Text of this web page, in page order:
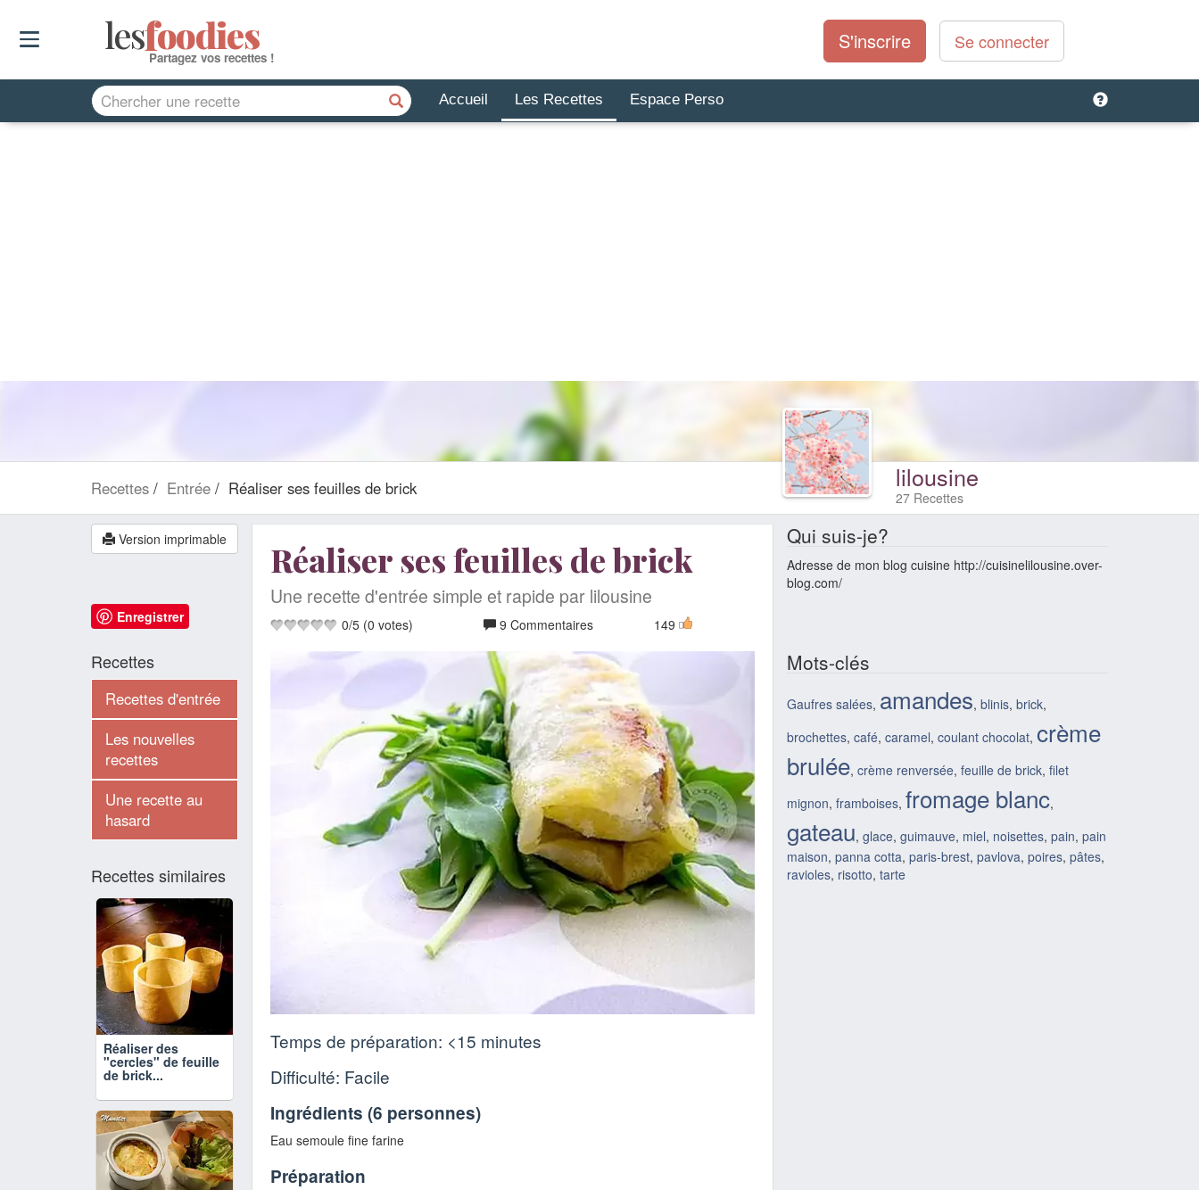
lesfoodies
Partagez vos recettes !
S'inscrire Se connecter
Accueil Les Recettes Espace Perso
Recettes Entrée Réaliser ses feuilles de brick lilousine
27 Recettes
Réaliser ses feuilles de brick
Une recette d'entrée simple et rapide par lilousine
0/5 (0 votes) 9 Commentaires 149
Temps de préparation: <15 minutes
Difficulté: Facile
Ingrédients (6 personnes)
Eau semoule fine farine
Préparation
Version imprimable
Enregistrer
Recettes
Recettes d'entrée
Les nouvelles
recettes
Une recette au
hasard
Recettes similaires
Réaliser des
"cercles" de feuille
de brick...
Qui suis-je?
Adresse de mon blog cuisine http://cuisinelilousine.over-
blog.com/
Mots-clés
Gaufres salées, amandes, blinis, brick,
brochettes, café, caramel, coulant chocolat, crème
brulée, crème renversée, feuille de brick, filet
mignon, framboises, fromage blanc,
gateau, glace, guimauve, miel, noisettes, pain, pain
maison, panna cotta, paris-brest, pavlova, poires, pâtes,
ravioles, risotto, tarte